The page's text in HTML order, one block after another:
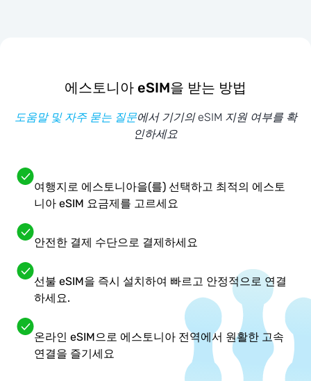
에스토니아 eSIM을 받는 방법
도움말 및 자주 묻는 질문에서 기기의 eSIM 지원 여부를 확
인하세요
여행지로 에스토니아을(를) 선택하고 최적의 에스토
니아 eSIM 요금제를 고르세요
안전한 결제 수단으로 결제하세요
선불 eSIM을 즉시 설치하여 빠르고 안정적으로 연결
하세요.
온라인 eSIM으로 에스토니아 전역에서 원활한 고속
연결을 즐기세요